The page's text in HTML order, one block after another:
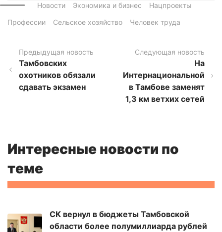
Новости Экономика и бизнес
Нацпроекты
Профессии
Сельское хозяйство Человек труда
Предыдущая новость
Тамбовских
охотников обязали
сдавать экзамен
Следующая новость
На
Интернациональной
в Тамбове заменят
1,3 км ветхих сетей
Интересные новости по
теме
СК вернул в бюджеты Тамбовской
области более полумиллиарда рублей